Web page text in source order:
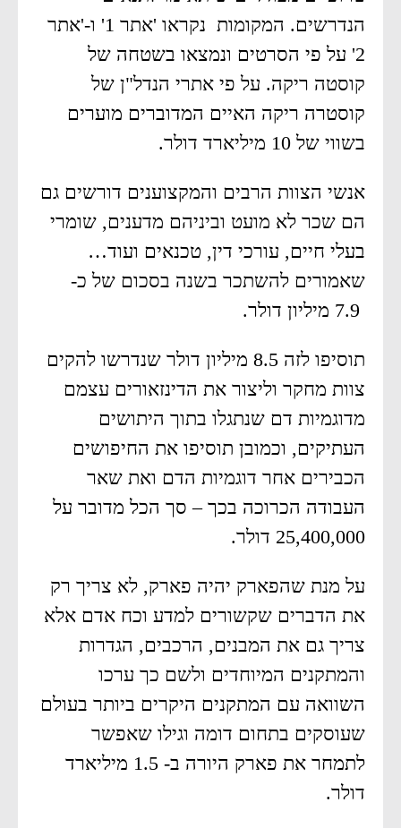
הנדרשים. המקומות נקראו 'אתר 1' ו-'אתר
2' על פי הסרטים ונמצאו בשטחה של
קוסטה ריקה. על פי אתרי הנדל"ן של
קוסטרה ריקה האיים המדוברים מוערים
בשווי של 10 מיליארד דולר.
אנשי הצוות הרבים והמקצוענים דורשים גם
הם שכר לא מועט וביניהם מדענים, שומרי
בעלי חיים, עורכי דין, טכנאים ועוד…
שאמורים להשתכר בשנה בסכום של כ-
תוסיפו לזה 8.5 מיליון דולר שנדרשו להקים
צוות מחקר וליצור את הדינזאורים עצמם
מדוגמיות דם שנתגלו בתוך היתושים
העתיקים, וכמובן תוסיפו את החיפושים
הכבירים אחר דוגמיות הדם ואת שאר
העבודה הכרוכה בכך – סך הכל מדובר על
25,400,000 דולר.
על מנת שהפארק יהיה פארק, לא צריך רק
את הדברים שקשורים למדע וכח אדם אלא
צריך גם את המבנים, הרכבים, הגדרות
והמתקנים המיוחדים ולשם כך ערכו
השוואה עם המתקנים היקרים ביותר בעולם
שעוסקים בתחום דומה וגילו שאפשר
לתמחר את פארק היורה ב- 1.5 מיליארד
דולר.